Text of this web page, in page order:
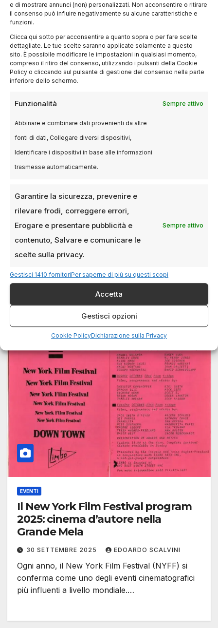
e di mostrare annunci (non) personalizzati. Non acconsentire o ritirare
il consenso può influire negativamente su alcune caratteristiche e
funzioni.
Clicca qui sotto per acconsentire a quanto sopra o per fare scelte
dettagliate. Le tue scelte saranno applicate solamente a questo
sito. È possibile modificare le impostazioni in qualsiasi momento,
compreso il ritiro del consenso, utilizzando i pulsanti della Cookie
Policy o cliccando sul pulsante di gestione del consenso nella parte
inferiore dello schermo.
Funzionalità Sempre attivo
Abbinare e combinare dati provenienti da altre
fonti di dati, Collegare diversi dispositivi,
Identificare i dispositivi in base alle informazioni
trasmesse automaticamente.
Garantire la sicurezza, prevenire e
rilevare frodi, correggere errori,
Erogare e presentare pubblicità e
contenuto, Salvare e comunicare le
scelte sulla privacy.
Sempre attivo
Gestisci 1410 fornitoriPer saperne di più su questi scopi
Accetta
Gestisci opzioni
Cookie PolicyDichiarazione sulla Privacy
Il Festival di Sitges 2025: cinema
fantastico, horror e anteprime
mondiali sulla costa catalana
8 OTTOBRE 2025
Conosciuto come uno dei più prestigiosi
appuntamenti del cinema di genere, il Festival di
Sitges – ufficialmente Festival Internacional de…
EVENTI
Il New York Film Festival program
2025: cinema d’autore nella
Grande Mela
30 SETTEMBRE 2025 EDOARDO SCALVINI
Ogni anno, il New York Film Festival (NYFF) si
conferma come uno degli eventi cinematografici
più influenti a livello mondiale.…